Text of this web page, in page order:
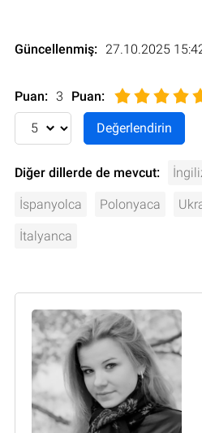
Güncellenmiş: 27.10.2025
Puan: 3 Puan:
Diğer dillerde de mevcut:
İspanyolca Polonyaca
İtalyanca